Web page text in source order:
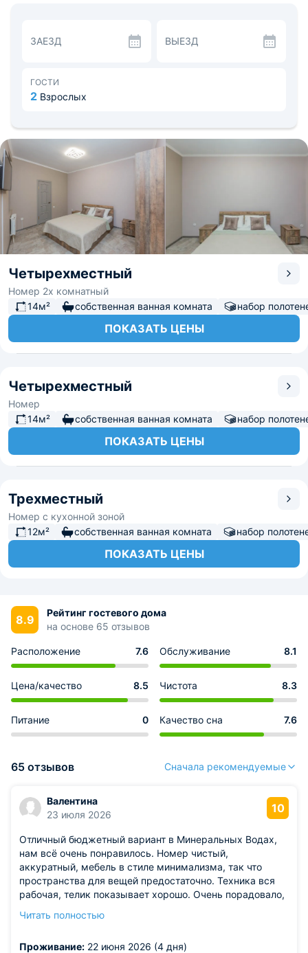
электрочайником и микроволновой печью, а также
посудой. На территории работает кафе.
железнодорожного вокзала — 1,2 км, до аэропорта —
3,2 км.
ЗАЕЗД ВЫЕЗД
ГОСТИ
2 Взрослых
Четырехместный
Номер 2х комнатный
14м²
собственная ванная комната набор
ПОКАЗАТЬ ЦЕНЫ
Четырехместный
Номер
14м²
собственная ванная комната набор
ПОКАЗАТЬ ЦЕНЫ
Трехместный
Номер с кухонной зоной
12м²
собственная ванная комната набор
ПОКАЗАТЬ ЦЕНЫ
8.9
Рейтинг гостевого дома
на основе 65 отзывов
Расположение 7.6 Обслуживание 8.1
Цена/качество 8.5 Чистота 8.3
Питание 0 Качество сна 7.6
65 отзывов Сначала рекомендуемые
Валентина
23 июля 2026
10
Отличный бюджетный вариант в Минеральных Водах,
нам всё очень понравилось. Номер чистый,
аккуратный, мебель в стиле минимализма, так что
пространства для вещей предостаточно. Техника вся
рабочая, телик показывает хорошо. Очень порадовало,
работает отлично, обслуживание хорошее. На пару дней
Читать полностью
Проживание: 22 июня 2026 (4 дня)